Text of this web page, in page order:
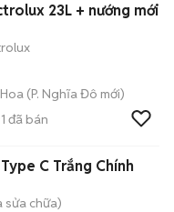
23L + nướng mới
(P. Nghĩa Đô mới)
1 đã bán
C Trắng Chính
sửa chữa)